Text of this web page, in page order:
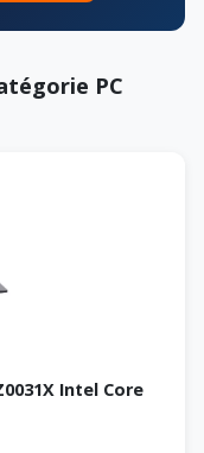
PC
Intel Core